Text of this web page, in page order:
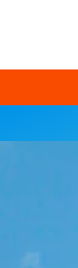
Süper